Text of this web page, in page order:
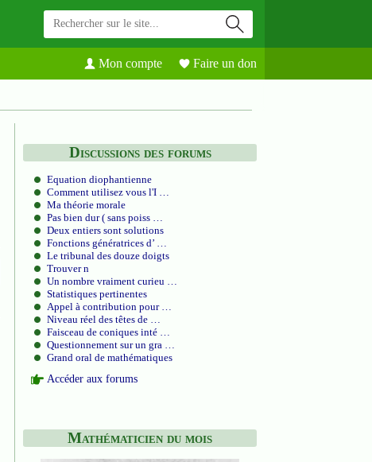
Mon compte Faire un don
Discussions des forums
Equation diophantienne
Comment utilisez vous l'I …
Ma théorie morale
Pas bien dur ( sans poiss …
Deux entiers sont solutions
Fonctions génératrices d’ …
Le tribunal des douze doigts
Trouver n
Un nombre vraiment curieu …
Statistiques pertinentes
Appel à contribution pour …
Niveau réel des têtes de …
Faisceau de coniques inté …
Questionnement sur un gra …
Grand oral de mathématiques
Accéder aux forums
Mathématicien du mois